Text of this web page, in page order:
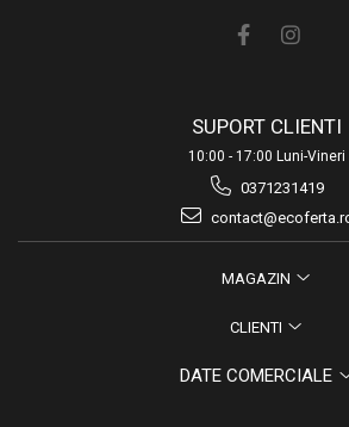
SUPORT CLIENTI
10:00 - 17:00 Luni-Vineri
0371231419
MAGAZIN
CLIENTI
DATE COMERCIALE